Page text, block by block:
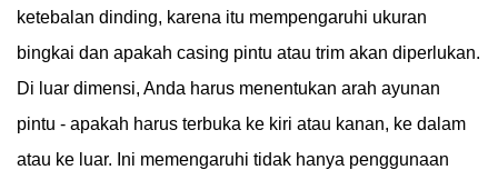
ketebalan dinding, karena itu mempengaruhi ukuran
bingkai dan apakah casing pintu atau trim akan diperlukan.
Di luar dimensi, Anda harus menentukan arah ayunan
pintu - apakah harus terbuka ke kiri atau kanan, ke dalam
atau ke luar. Ini memengaruhi tidak hanya penggunaan